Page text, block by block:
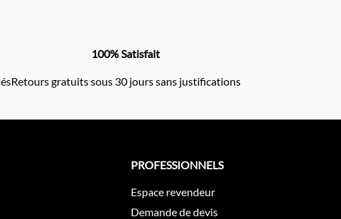
100% Satisfait
Retours gratuits sous 30 jours sans justifications
PROFESSIONNELS
Espace revendeur
Demande de devis